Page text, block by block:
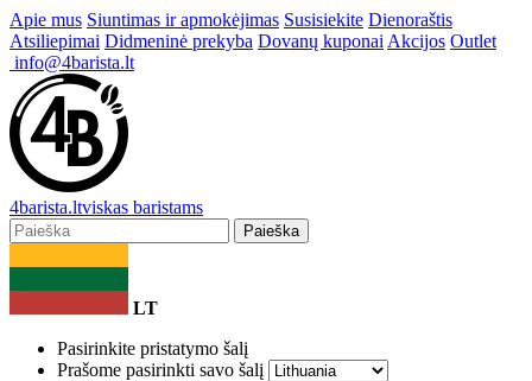
Apie mus Siuntimas ir apmokėjimas Susisiekite Dienoraštis
Atsiliepimai Didmeninė prekyba Dovanų kuponai Akcijos Outlet
info@4barista.lt
4barista.ltviskas baristams
Paieška
LT
Pasirinkite pristatymo šalį
Prašome pasirinkti savo šalį